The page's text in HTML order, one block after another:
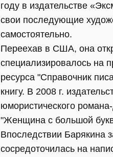
году в издательстве
свои последующие
самостоятельно.
Переехав в США, она
специализировалось на
ресурса "Справочник
книгу. В 2008 г.
юмористического
"Женщина с большой
Впоследствии Барякина
сосредоточилась на